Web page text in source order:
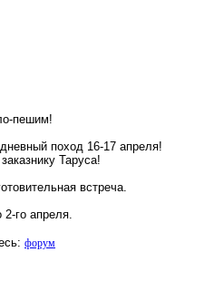
пешим!
поход 16-17 апреля!
Таруса!
встреча.
го апреля.
форум